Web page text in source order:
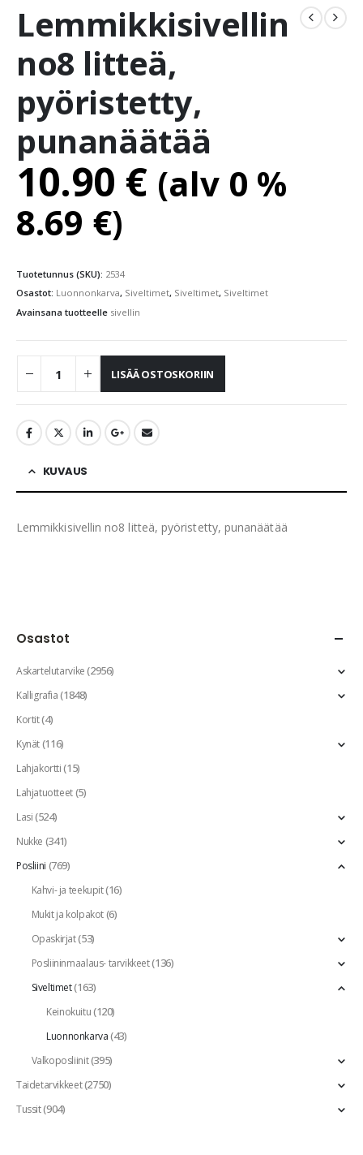
Lemmikkisivellin
no8 litteä,
pyöristetty,
punanäätää
10.90 € (alv 0 %
8.69 €)
Tuotetunnus (SKU): 2534
Osastot: Luonnonkarva, Siveltimet, Siveltimet, Siveltimet
Avainsana tuotteelle sivellin
LISÄÄ OSTOSKORIIN
KUVAUS
Lemmikkisivellin no8 litteä, pyöristetty, punanäätää
Osastot
Askartelutarvike(2956)
Kalligrafia(1848)
Kortit(4)
Kynät(116)
Lahjakortti(15)
Lahjatuotteet(5)
Lasi(524)
Nukke (341)
Posliini (769)
Kahvi- ja teekupit(16)
Mukit ja kolpakot(6)
Opaskirjat(53)
Posliininmaalaus- tarvikkeet(136)
Siveltimet(163)
Keinokuitu(120)
Luonnonkarva(43)
Valkoposliinit(395)
Taidetarvikkeet(2750)
Tussit(904)